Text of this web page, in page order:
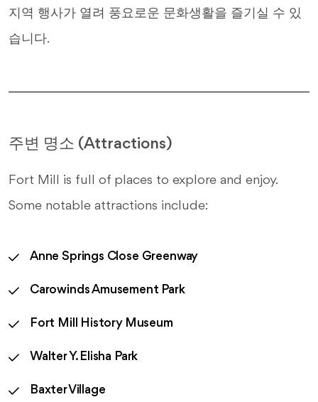
지역 행사가 열려 풍요로운 문화생활을 즐기실 수 있
습니다.
주변 명소 (Attractions)
Fort Mill is full of places to explore and enjoy.
Some notable attractions include:
Anne Springs Close Greenway
Carowinds Amusement Park
Fort Mill History Museum
Walter Y. Elisha Park
Baxter Village